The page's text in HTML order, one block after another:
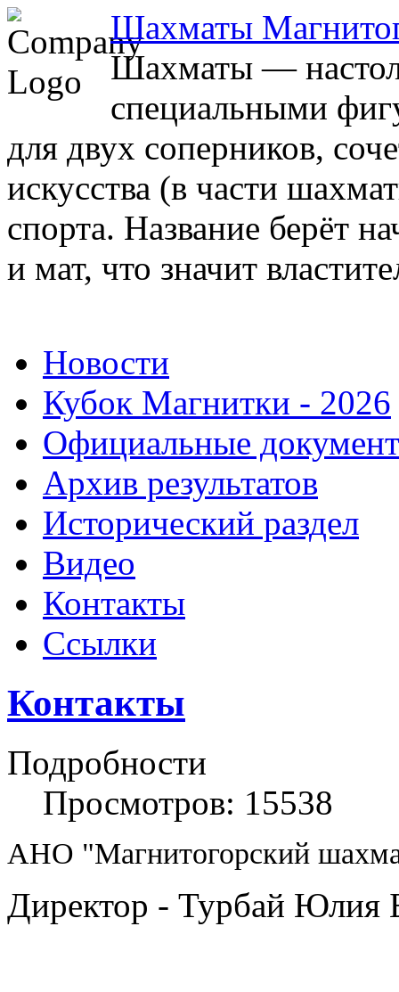
Шахматы
Шахматы —
специальными
для двух соперников,
искусства (в части
спорта. Название берёт
и мат, что значит
Новости
Кубок Магнитки - 2026
Официальные
Архив результатов
Исторический раздел
Видео
Контакты
Ссылки
Контакты
Подробности
Просмотров: 15538
АНО "Магнитогорский
Директор - Турбай Юлия